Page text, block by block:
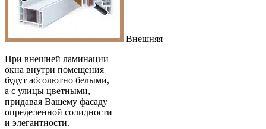
Внешняя
При внешней ламинации
окна внутри помещения
будут абсолютно белыми,
а с улицы цветными,
придавая Вашему фасаду
определенной солидности
и элегантности.